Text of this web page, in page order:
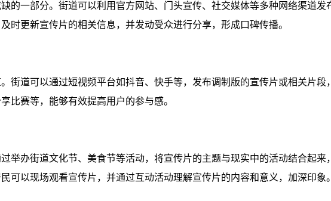
的一部分。街道可以利用官方网站、门头宣传、社交媒体等多种网络渠道发
时更新宣传片的相关信息，并发动受众进行分享，形成口碑传播。
街道可以通过短视频平台如抖音、快手等，发布调制版的宣传片或相关片段
比赛等，能够有效提高用户的参与感。
举办街道文化节、美食节等活动，将宣传片的主题与现实中的活动结合起来
可以现场观看宣传片，并通过互动活动理解宣传片的内容和意义，加深印象。